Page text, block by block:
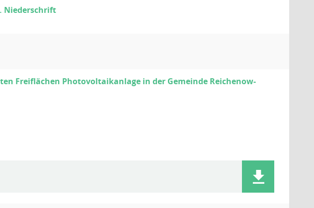
Niederschrift
Freiflächen Photovoltaikanlage in der Gemeinde Reichenow-